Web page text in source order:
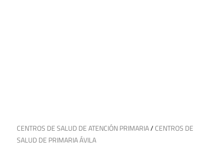
2 de julio de 2025
CENTROS DE SALUD DE ATENCIÓN PRIMARIA/CENTROS DE
SALUD DE PRIMARIA ÁVILA